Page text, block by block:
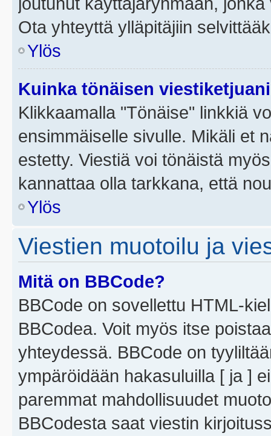
Ota yhteyttä ylläpitäjiin
Ylös
Kuinka tönäisen
Klikkaamalla "Tönäise" linkkiä
ensimmäiselle sivulle. Mikäli et
estetty. Viestiä voi tönäistä
kannattaa olla tarkkana, että
Ylös
Viestien muotoilu ja
Mitä on BBCode?
BBCode on sovellettu HTML-
BBCodea. Voit myös itse
yhteydessä. BBCode on
ympäröidään hakasuluilla [ ja ]
paremmat mahdollisuudet
BBCodesta saat viestin